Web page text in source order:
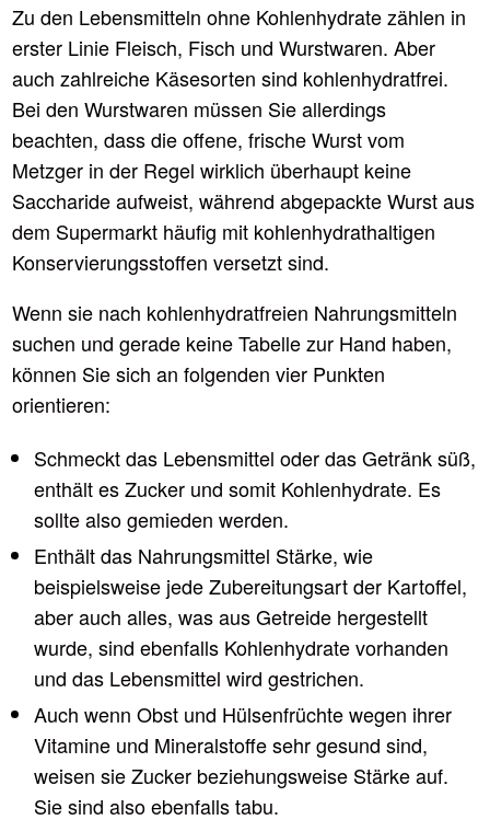
Zu den Lebensmitteln ohne Kohlenhydrate zählen in
erster Linie Fleisch, Fisch und Wurstwaren. Aber
auch zahlreiche Käsesorten sind kohlenhydratfrei.
Bei den Wurstwaren müssen Sie allerdings
beachten, dass die offene, frische Wurst vom
Metzger in der Regel wirklich überhaupt keine
Saccharide aufweist, während abgepackte Wurst aus
dem Supermarkt häufig mit kohlenhydrathaltigen
Konservierungsstoffen versetzt sind.
Wenn sie nach kohlenhydratfreien Nahrungsmitteln
suchen und gerade keine Tabelle zur Hand haben,
können Sie sich an folgenden vier Punkten
orientieren:
Schmeckt das Lebensmittel oder das Getränk süß,
enthält es Zucker und somit Kohlenhydrate. Es
sollte also gemieden werden.
Enthält das Nahrungsmittel Stärke, wie
beispielsweise jede Zubereitungsart der Kartoffel,
aber auch alles, was aus Getreide hergestellt
wurde, sind ebenfalls Kohlenhydrate vorhanden
und das Lebensmittel wird gestrichen.
Auch wenn Obst und Hülsenfrüchte wegen ihrer
Vitamine und Mineralstoffe sehr gesund sind,
weisen sie Zucker beziehungsweise Stärke auf.
Sie sind also ebenfalls tabu.